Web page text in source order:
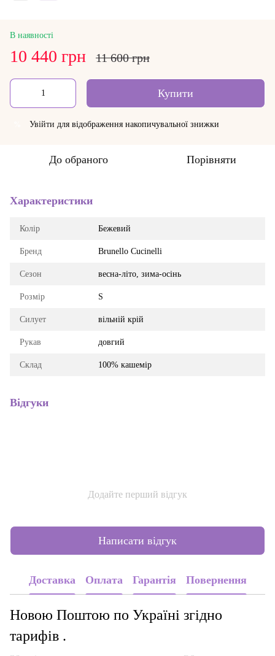
В наявності
10 440 грн 11 600 грн
Купити
Увійти для відображення накопичувальної знижки
До обраного Порівняти
Характеристики
Колір Бежевий
Бренд Brunello Cucinelli
Сезон весна-літо, зима-осінь
Розмір S
Силует вільній крій
Рукав довгий
Склад 100% кашемір
Відгуки
Додайте перший відгук
Написати відгук
Доставка Оплата Гарантія Повернення
Новою Поштою по Україні згідно
тарифів .